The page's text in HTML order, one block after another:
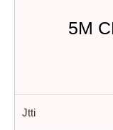
5M
Jtti